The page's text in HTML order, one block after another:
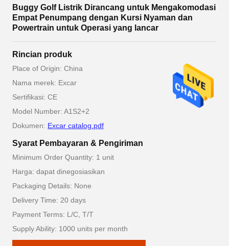
Buggy Golf Listrik Dirancang untuk Mengakomodasi
Empat Penumpang dengan Kursi Nyaman dan
Powertrain untuk Operasi yang lancar
Rincian produk
Place of Origin: China
Nama merek: Excar
Sertifikasi: CE
Model Number: A1S2+2
Dokumen: Excar catalog.pdf
Syarat Pembayaran & Pengiriman
Minimum Order Quantity: 1 unit
Harga: dapat dinegosiasikan
Packaging Details: None
Delivery Time: 20 days
Payment Terms: L/C, T/T
Supply Ability: 1000 units per month